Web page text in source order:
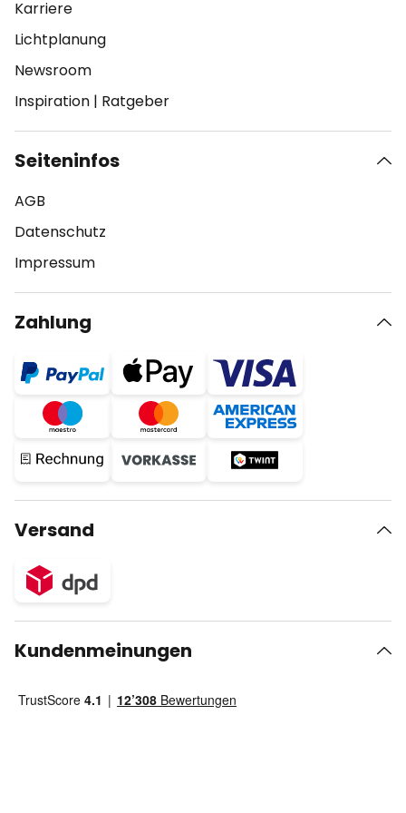
Karriere
Lichtplanung
Newsroom
Inspiration | Ratgeber
Seiteninfos
AGB
Datenschutz
Impressum
Zahlung
Versand
Kundenmeinungen